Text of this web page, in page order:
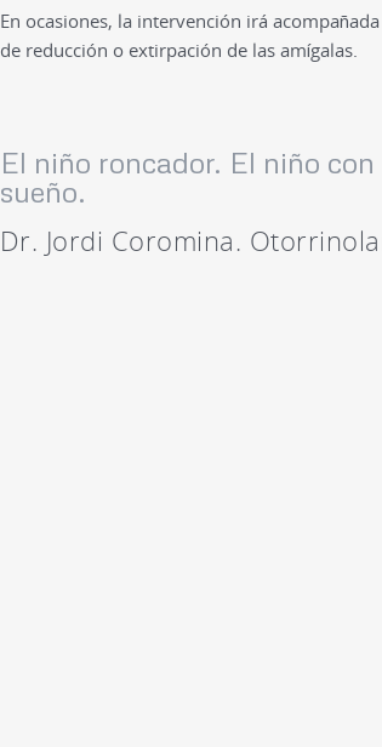
En ocasiones, la intervención irá
de reducción o extirpación de las amígalas.
El niño roncador. El niño
sueño.
Dr. Jordi Coromina.